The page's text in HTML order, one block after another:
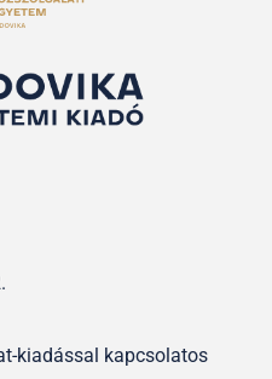
kiadással kapcsolatos